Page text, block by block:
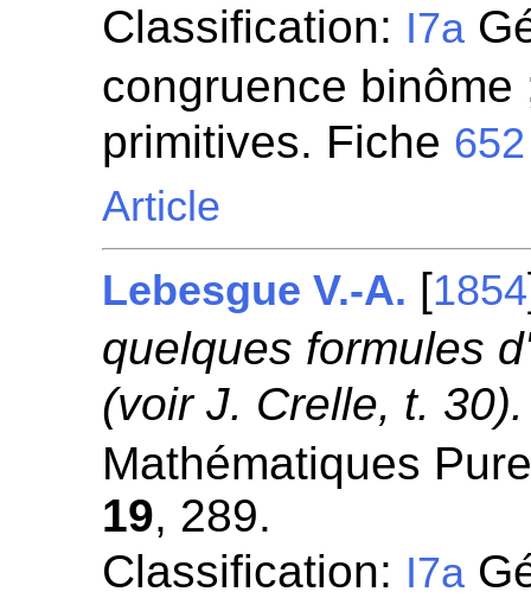
Classification: I7a
congruence
primitives. Fiche 652
Article
Lebesgue V.-A. [1854
quelques formules
(voir J. Crelle, t. 30).
Mathématiques
19, 289.
Classification: I7a